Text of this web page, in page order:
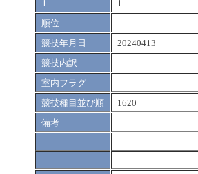
Ｌ
1
順位
競技年月日
20240413
競技内訳
室内フラグ
競技種目並び順
1620
備考